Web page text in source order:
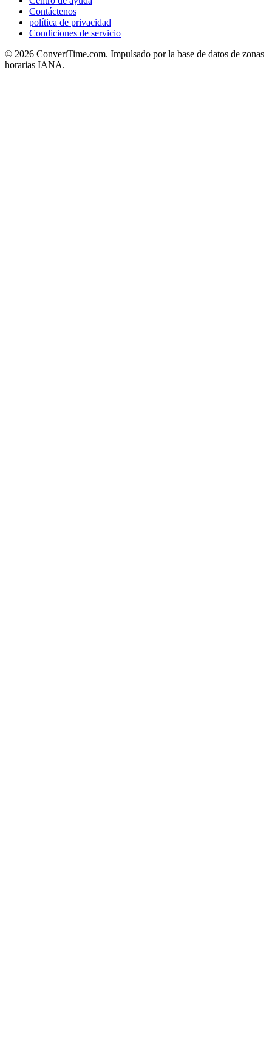
Contáctenos
política de privacidad
Condiciones de servicio
© 2026 ConvertTime.com. Impulsado por la base de datos de zonas
horarias IANA.